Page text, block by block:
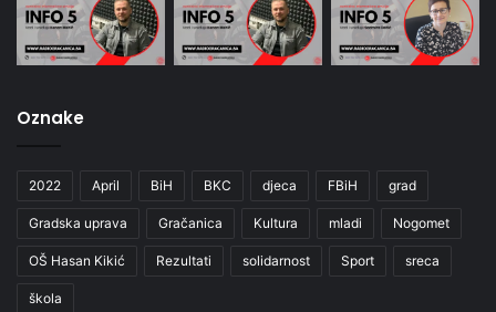
Oznake
2022 April BiH BKC djeca FBiH grad
Gradska uprava Gračanica Kultura mladi Nogomet
OŠ Hasan Kikić Rezultati solidarnost Sport sreca
škola